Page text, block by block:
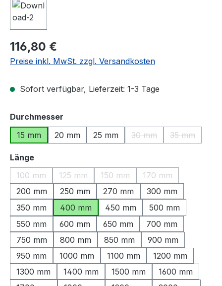
Regulärer Preis:
116,80 €
Preise inkl. MwSt. zzgl. Versandkosten
Sofort verfügbar, Lieferzeit: 1-3 Tage
Durchmesser
15 mm
20 mm 25 mm 30 mm
(Diese Option ist
35 mm
(Diese
Längeauswählen
100 mm
(Diese Option ist zurzeit nicht verfügbar.)
125 mm
(Diese Option ist zurzeit nicht verfügbar.)
150 mm
(Diese Option ist zurzeit nicht
170 mm
(Diese Option ist
200 mm 250 mm 270 mm
300 mm
350 mm
400 mm 450 mm
500 mm
550 mm
600 mm 650 mm
700 mm
750 mm
800 mm 850 mm
900 mm
950 mm
1000 mm 1100 mm
1200 mm
1300 mm
1400 mm 1500 mm
1600 mm